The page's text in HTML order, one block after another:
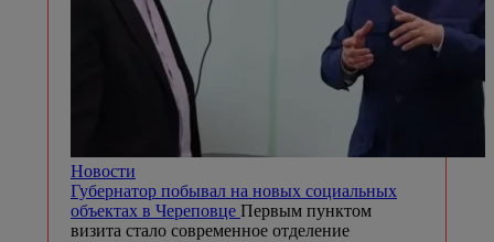
Новости
Губернатор побывал на новых социальных
объектах в Череповце Первым пунктом
визита стало современное отделение